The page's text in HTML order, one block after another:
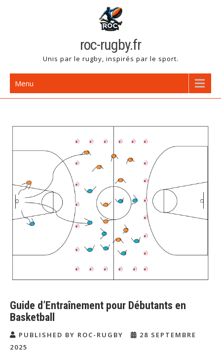
roc-rugby.fr
Unis par le rugby, inspirés par le sport.
Menu
Guide d’Entraînement pour Débutants en
Basketball
PUBLISHED BY ROC-RUGBY
28 SEPTEMBRE
2025